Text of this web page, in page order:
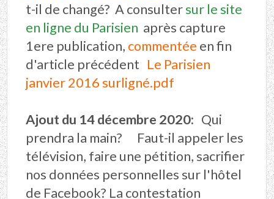
t-il de changé? A consultersur le site
en ligne du Parisien après capture
1ere publication, commentée en fin
d'article précédent Le Parisien
janvier 2016 surligné.pdf
Ajout du 14 décembre 2020: Qui
prendra la main? Faut-il appeler les
télévision, faire une pétition, sacrifier
nos données personnelles sur l'hôtel
de Facebook? La contestation